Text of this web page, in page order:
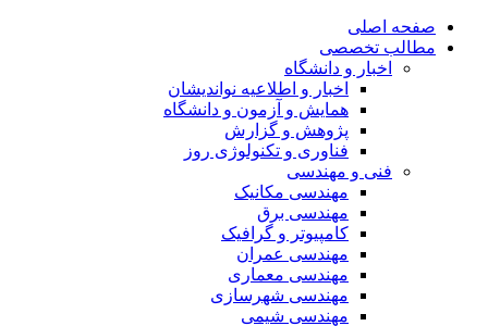
صفحه اصلی
مطالب تخصصی
اخبار و دانشگاه
اخبار و اطلاعیه نواندیشان
همایش و آزمون و دانشگاه
پژوهش و گزارش
فناوری و تکنولوژی روز
فنی و مهندسی
مهندسی مکانیک
مهندسی برق
کامپیوتر و گرافیک
مهندسی عمران
مهندسی معماری
مهندسی شهرسازی
مهندسی شیمی